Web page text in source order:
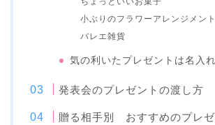
小ぶりのフラワーアレンジメント
バレエ雑貨
気の利いたプレゼントは名入
発表会のプレゼントの渡し方
贈る相手別 おすすめのプレゼ